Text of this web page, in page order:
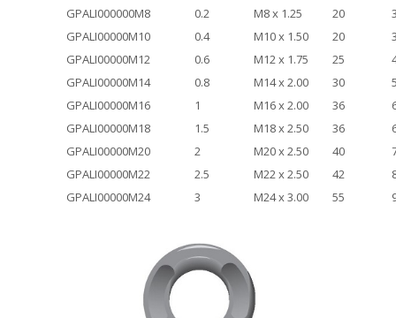
GPALI000000M8
0.2 M8 x 1.25 20
GPALI00000M10
0.4 M10 x 1.50 20
GPALI00000M12
0.6 M12 x 1.75 25
GPALI00000M14
0.8 M14 x 2.00 30
GPALI00000M16
1 M16 x 2.00 36
GPALI00000M18
1.5 M18 x 2.50 36
GPALI00000M20
2 M20 x 2.50 40
GPALI00000M22
2.5 M22 x 2.50 42
GPALI00000M24
3 M24 x 3.00 55